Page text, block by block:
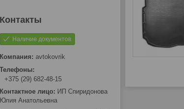
Наличие документов
avtokovrik
+375 (29) 682-48-15
ИП Спиридонова
Юлия Анатольевна